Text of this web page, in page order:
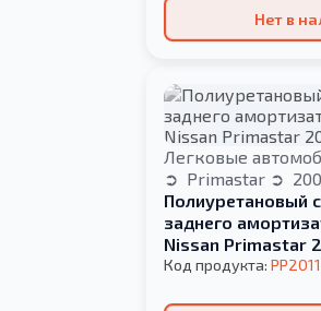
Нет в
Легковые
Primastar
Полиуретановый
заднего
Nissan Primastar
Код продукта: